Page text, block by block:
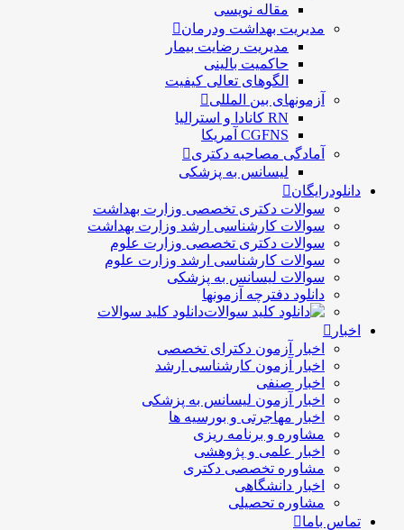
مقاله نویسی
مدیریت بهداشت ودرمان
مديريت رضايت بيمار
حاكميت بالينی
الگوهای تعالی کيفيت
آزمونهای بین المللی
CGFNS آمریکا
آمادگی مصاحبه دکتری
لیسانس به پزشکی
سوالات دکتری تخصصی وزارت بهداشت
سوالات کارشناسی ارشد وزارت بهداشت
سوالات دکتری تخصصی وزارت علوم
سوالات کارشناسی ارشد وزارت علوم
سوالات لیسانس به پزشکی
دانلود دفترچه آزمونها
دانلود کلید سوالات
اخبار آزمون دکترای تخصصی
اخبار آزمون کارشناسی ارشد
اخبار صنفی
اخبار آزمون لیسانس به پزشکی
اخبار مهاجرتی و بورسیه ها
مشاوره و برنامه ریزی
اخبار علمی و پژوهشی
مشاوره تخصصی دکتری
اخبار دانشگاهی
مشاوره تحصیلی
باما